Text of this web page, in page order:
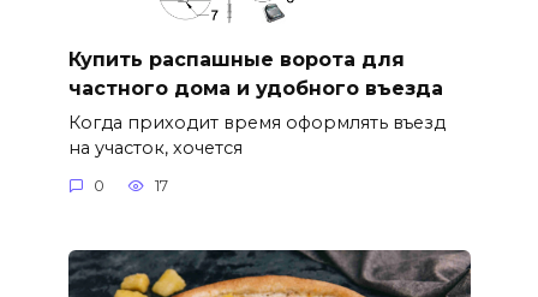
Купить распашные ворота для
частного дома и удобного въезда
Когда приходит время оформлять въезд
на участок, хочется
0 17